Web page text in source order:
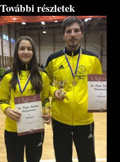
További részletek